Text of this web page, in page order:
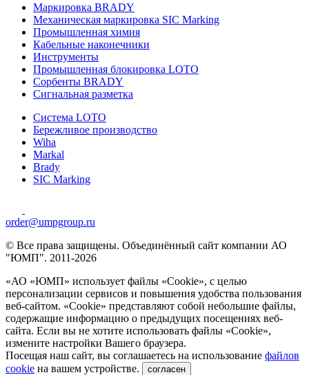
Маркировка BRADY
Механическая маркировка SIC Marking
Промышленная химия
Кабельные наконечники
Инструменты
Промышленная блокировка LOTO
Сорбенты BRADY
Сигнальная разметка
Система LOTO
Бережливое производство
Wiha
Markal
Brady
SIC Marking
order@umpgroup.ru
© Все права защищены. Объединённый сайт компании АО
"ЮМП". 2011-2026
«АО «ЮМП» использует файлы «Сookie», с целью
персонализации сервисов и повышения удобства пользования
веб-сайтом. «Cookie» представляют собой небольшие файлы,
содержащие информацию о предыдущих посещениях веб-
сайта. Если вы не хотите использовать файлы «Сookie»,
измените настройки Вашего браузера.
Посещая наш сайт, вы соглашаетесь на использование файлов
cookie на вашем устройстве. согласен